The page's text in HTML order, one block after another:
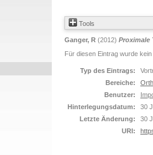
Tools
Ganger, R (2012) Proximale
Für diesen Eintrag wurde
Typ des Eintrags:
Bereiche:
Benutzer:
Hinterlegungsdatum:
30
Letzte Änderung:
30
URI: